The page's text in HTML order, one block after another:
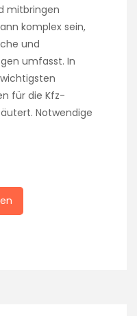
mitbringen
komplex sein,
und
umfasst. In
für die Kfz-
Notwendige